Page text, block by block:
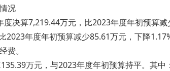
况
算7,219.44万元，比2023年度年初预算减少
年度年初预算减少85.61万元，下降
。
万元，与2023年度年初预算持平。其中：